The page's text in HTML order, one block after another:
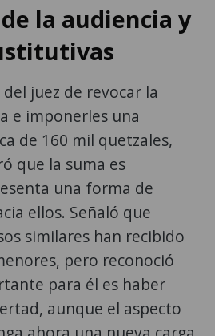
juez de revocar la
de 160 mil quetzales,
que la suma es
una forma de
ellos. Señaló que
similares han recibido
pero reconoció
para él es haber
aunque el aspecto
ahora una nueva carga